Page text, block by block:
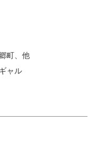
町、他
ャル